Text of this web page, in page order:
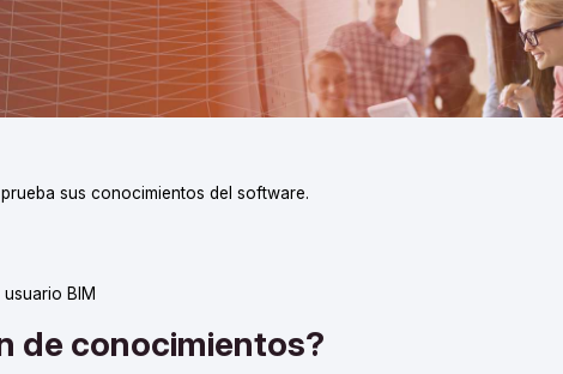
sus conocimientos del software.
BIM
de conocimientos?